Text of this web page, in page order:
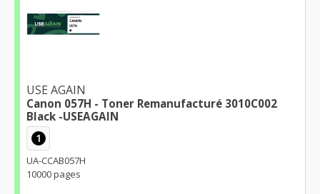
USE AGAIN
Canon 057H - Toner Remanufacturé 3010C002
Black -USEAGAIN
1
UA-CCAB057H
10000 pages